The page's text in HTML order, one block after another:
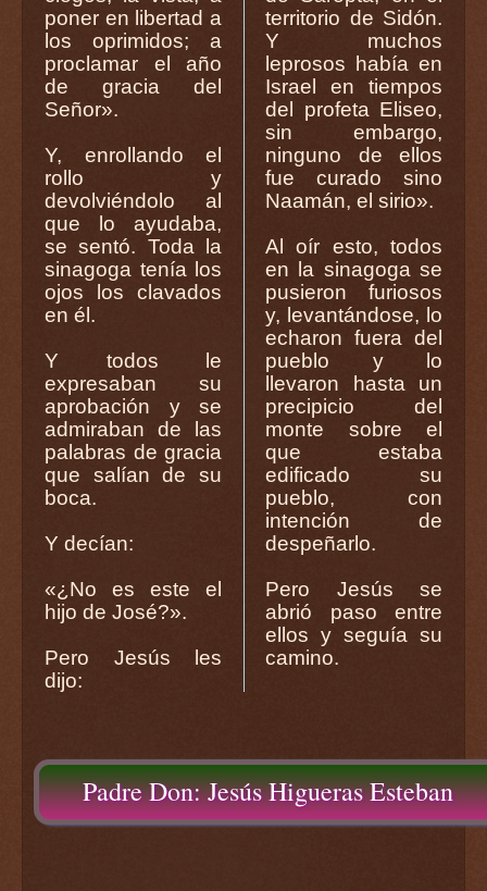
poner en libertad a
los oprimidos; a
proclamar el año
de gracia del
Señor».
Y, enrollando el
rollo y
devolviéndolo al
que lo ayudaba,
se sentó. Toda la
sinagoga tenía los
ojos los clavados
en él.
Y todos le
expresaban su
aprobación y se
admiraban de las
palabras de gracia
que salían de su
boca.
Y decían:
«¿No es este el
hijo de José?».
Pero Jesús les
dijo:
territorio de Sidón.
Y muchos
leprosos había en
Israel en tiempos
del profeta Eliseo,
sin embargo,
ninguno de ellos
fue curado sino
Naamán, el sirio».
Al oír esto, todos
en la sinagoga se
pusieron furiosos
y, levantándose, lo
echaron fuera del
pueblo y lo
llevaron hasta un
precipicio del
monte sobre el
que estaba
edificado su
pueblo, con
intención de
despeñarlo.
Pero Jesús se
abrió paso entre
ellos y seguía su
camino.
Padre Don: Jesús Higueras Esteban